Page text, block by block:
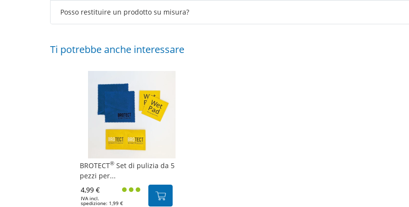
Posso restituire un prodotto su misura?
Ti potrebbe anche interessare
BROTECT®Set di pulizia da 5
pezzi per...
4,99 €
IVA incl.
spedizione: 1,99 €